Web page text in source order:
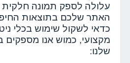
עלולה לספק תמונה
האתר שלכם בתוצאות
כדאי לשקול שימוש בכלי
מקצועי, כמוש אנו
שלנו: